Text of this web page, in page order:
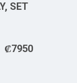
SET
₡7950